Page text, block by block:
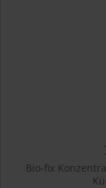
Bio-fix